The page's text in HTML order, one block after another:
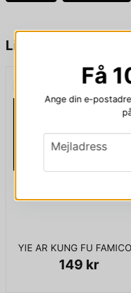
Liknande produkter
YIE AR KUNG FU
149 kr
ENDAST KASSETT
name
Mejladress
Få
Ange din e-
email
Mejladress